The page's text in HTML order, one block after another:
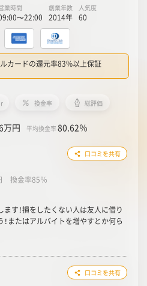
業時間
〜22:00
創業年数
2014年
人気度
60
ルカードの還元率83%以上保証
換金率 総評価
万円 平均換金率80.62％
口コミを共有
換金率85％
す！損をしたくない人は友人に借り
またはアルバイトを増やすとか何ら
口コミを共有